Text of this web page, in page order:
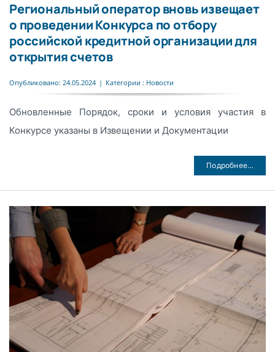
Региональный оператор вновь извещает
о проведении Конкурса по отбору
российской кредитной организации для
открытия счетов
Опубликовано: 24.05.2024 | Категории : Новости
Обновленные Порядок, сроки и условия участия в
Конкурсе указаны в Извещении и Документации
Подробнее…